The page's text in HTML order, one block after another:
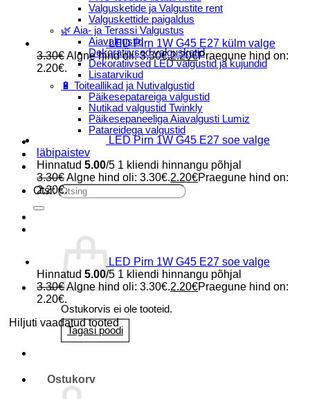
Valgusketide ja Valgustite rent
Valguskettide paigaldus
🌿 Aia- ja Terassi Valgustus
Aiavalgustid
Dekoratiivsed valgusketid
Dekoratiivsed LED valgustid ja kujundid
Lisatarvikud
🔋 Toiteallikad ja Nutivalgustid
Päikesepatareiga valgustid
Nutikad valgustid Twinkly
Päikesepaneeliga Aiavalgusti Lumiz
Patareidega valgustid
Päikeselaternad Lumiz
Valguskettide paigaldus
Blogi
Otsi:
Ostukorvis ei ole tooteid.
Tagasi poodi
Ostukorv
LED Pirn 1W G45 E27 külm valge
3.30€Algne hind oli: 3.30€.2.20€Praegune hind on:
2.20€.
LED Pirn 1W G45 E27 soe valge
läbipaistev
Hinnatud 5.00/5 1 kliendi hinnangu põhjal
3.30€Algne hind oli: 3.30€.2.20€Praegune hind on:
2.20€.
LED Pirn 1W G45 E27 soe valge
Hinnatud 5.00/5 1 kliendi hinnangu põhjal
3.30€Algne hind oli: 3.30€.2.20€Praegune hind on:
2.20€.
Hiljuti vaadatud tooted